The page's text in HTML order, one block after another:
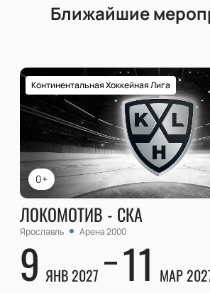
Ближайшие
0+
Континентальная Хоккейная Лига
ЛОКОМОТИВ - СКА
Ярославль Арена 2000
9 ЯНВ 2027 11 МАР